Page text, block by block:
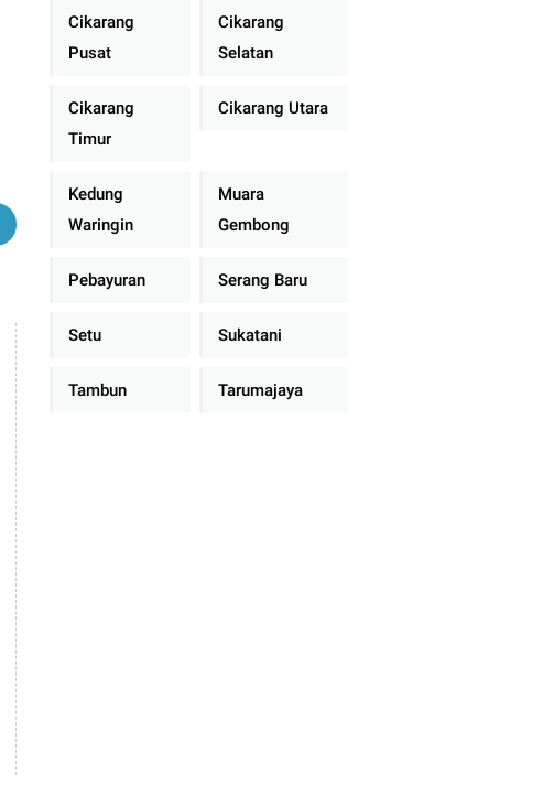
Cikarang
Pusat
Cikarang
Selatan
Cikarang
Timur
Cikarang Utara
Kedung
Waringin
Muara
Gembong
Pebayuran Serang Baru
Setu Sukatani
Tambun Tarumajaya